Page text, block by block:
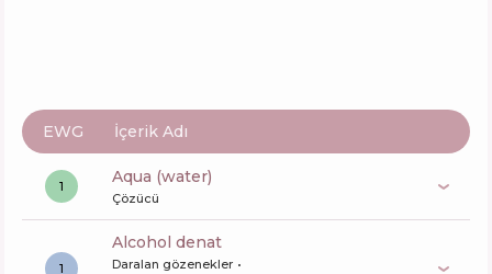
EWG İçerik Adı
1 aqua (water)
Çözücü
1
alcohol denat
Daralan gözenekler